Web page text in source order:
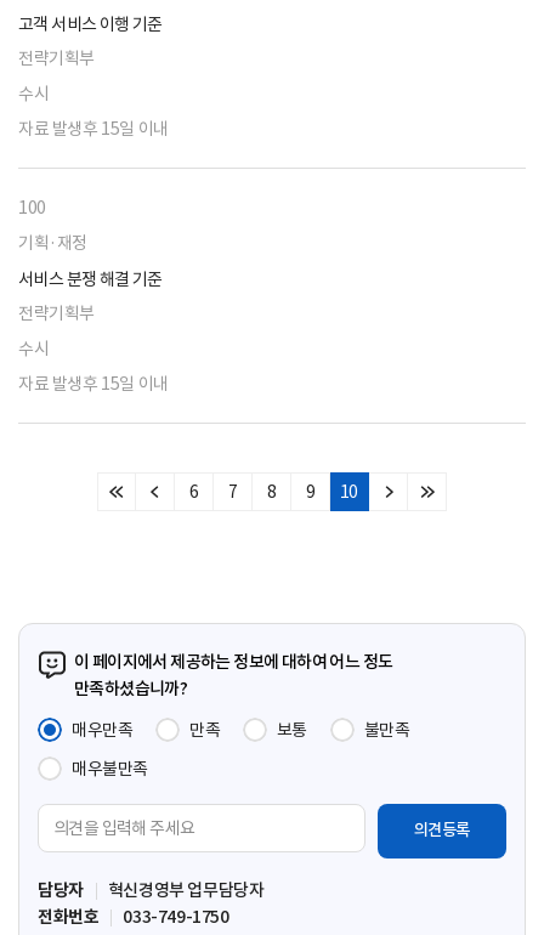
고객 서비스 이행 기준
전략기획부
수시
자료 발생후 15일 이내
100
기획·재정
서비스 분쟁 해결 기준
전략기획부
수시
자료 발생후 15일 이내
처
이
6 7 8 9 10
다
마
이 페이지에서 제공하는 정보에 대하여 어느 정도
만족하셨습니까?
매우만족
만족 보통
불만족
매우불만족
견
입
력
담당자
혁신경영부 업무담당자
전화번호
033-749-1750